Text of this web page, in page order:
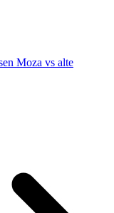
Moza vs alte